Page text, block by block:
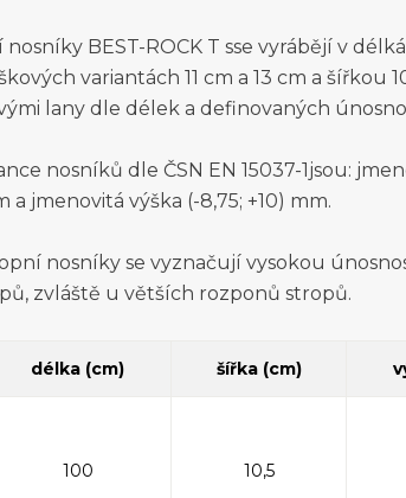
BEST-ROCK T sse vyrábějí v
variantách 11 cm a 13 cm a šířkou
lany dle délek a definovaných
nosníků dle ČSN EN 15037-1jsou:
a jmenovitá výška (-8,75; +10) mm.
nosníky se vyznačují vysokou
zvláště u větších rozponů stropů.
délka (cm) šířka (cm)
100 10,5